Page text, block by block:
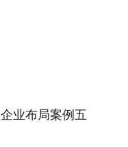
业布局案例五